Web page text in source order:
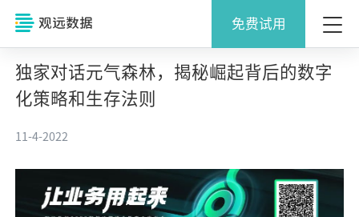
免费试用
独家对话元气森林，揭秘崛起背后的数字
化策略和生存法则
11-4-2022